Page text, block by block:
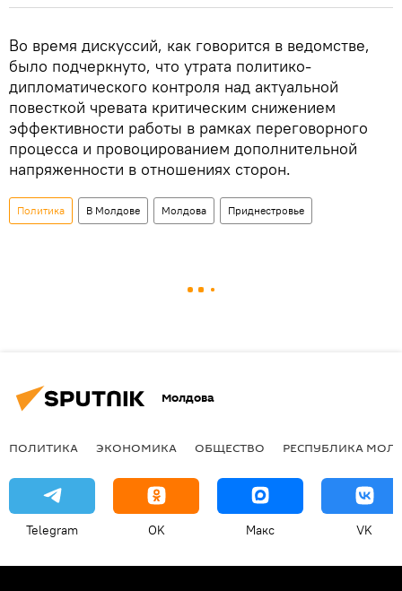
Во время дискуссий, как говорится в ведомстве,
было подчеркнуто, что утрата политико-
дипломатического контроля над актуальной
повесткой чревата критическим снижением
эффективности работы в рамках переговорного
процесса и провоцированием дополнительной
напряженности в отношениях сторон.
Политика В Молдове Молдова Приднестровье
Молдова
ПОЛИТИКА ЭКОНОМИКА ОБЩЕСТВО РЕСПУБЛИКА
Telegram OK Макс VK